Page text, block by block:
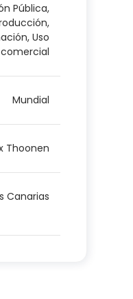
Pública,
Uso
comercial
Mundial
Thoonen
Canarias